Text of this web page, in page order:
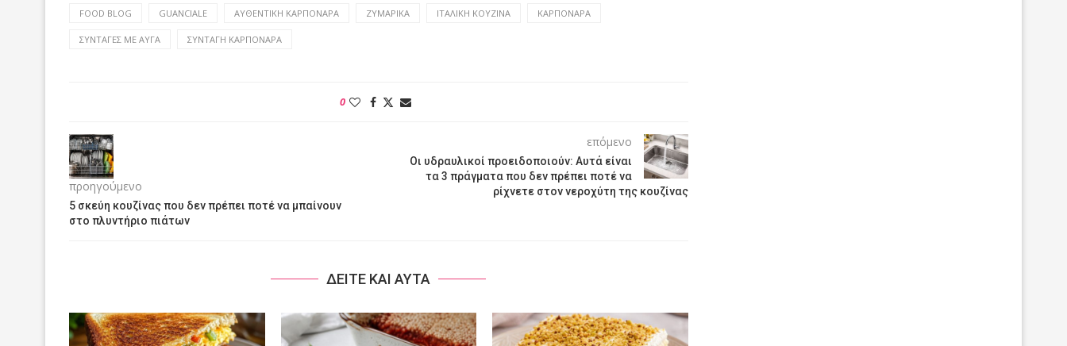
FOOD BLOG GUANCIALE ΑΥΘΕΝΤΙΚΉ ΚΑΡΠΟΝΆΡΑ ΖΥΜΑΡΙΚΆ ΙΤΑΛΙΚΉ ΚΟΥΖΊΝΑ ΚΑΡΠΟΝΆΡΑ
ΣΥΝΤΑΓΈΣ ΜΕ ΑΥΓΆ ΣΥΝΤΑΓΉ ΚΑΡΠΟΝΆΡΑ
0
προηγούμενο
5 σκεύη κουζίνας που δεν πρέπει ποτέ να μπαίνουν
στο πλυντήριο πιάτων
επόμενο
Οι υδραυλικοί προειδοποιούν: Αυτά είναι
τα 3 πράγματα που δεν πρέπει ποτέ να
ρίχνετε στον νεροχύτη της κουζίνας
ΔΕΙΤΕ ΚΑΙ ΑΥΤΑ